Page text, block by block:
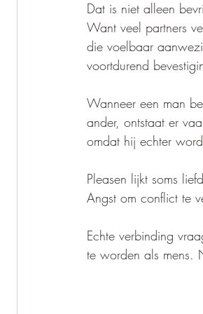
Dat is niet alleen
Want veel partners
die voelbaar
voortdurend
Wanneer een man
ander, ontstaat er
omdat hij echter
Pleasen lijkt soms
Angst om conflict te
Echte verbinding
te worden als mens.